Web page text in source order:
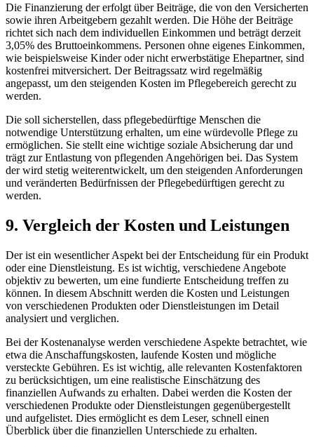
Die Finanzierung der erfolgt über Beiträge, die⁣ von den Versicherten
sowie ihren Arbeitgebern gezahlt werden.‍ Die⁢ Höhe​ der Beiträge
richtet sich nach dem individuellen Einkommen und beträgt‌ derzeit
⁤3,05% des Bruttoeinkommens. Personen ‌ohne eigenes Einkommen,
wie ‍beispielsweise Kinder ​oder nicht erwerbstätige Ehepartner, sind
kostenfrei mitversichert. Der Beitragssatz⁤ wird regelmäßig
‌angepasst, um den steigenden Kosten ‍im​ Pflegebereich gerecht⁢ zu
werden.
Die soll sicherstellen, dass pflegebedürftige Menschen⁤ die⁣
notwendige Unterstützung erhalten, ⁣um eine ‍würdevolle Pflege zu
ermöglichen. Sie stellt⁣ eine wichtige soziale ​Absicherung dar und
trägt zur Entlastung ⁤von pflegenden Angehörigen bei. Das System
der wird ⁣stetig ‍weiterentwickelt, um ‌den​ steigenden⁣ Anforderungen⁤
und veränderten Bedürfnissen der Pflegebedürftigen gerecht zu
werden.
9.​ Vergleich der​ Kosten und Leistungen
Der‌ ist ein wesentlicher Aspekt bei ‍der Entscheidung für ein​ Produkt
oder eine Dienstleistung. Es‍ ist ‍wichtig, verschiedene Angebote
objektiv zu‌ bewerten, um ​eine fundierte Entscheidung treffen zu
können.⁤ In diesem Abschnitt werden ‌die Kosten und Leistungen
von verschiedenen Produkten oder Dienstleistungen im ⁢Detail
analysiert und verglichen.
Bei der Kostenanalyse werden verschiedene Aspekte betrachtet, wie
etwa die Anschaffungskosten, ​laufende Kosten und mögliche
versteckte Gebühren. Es ist wichtig, ⁢alle relevanten Kostenfaktoren
zu berücksichtigen, um eine realistische Einschätzung des
finanziellen Aufwands zu⁤ erhalten. Dabei ‍werden die Kosten der‌
verschiedenen Produkte oder Dienstleistungen gegenübergestellt ​
und aufgelistet. Dies ermöglicht ‍es dem Leser, schnell einen⁤
Überblick über die finanziellen Unterschiede zu erhalten.